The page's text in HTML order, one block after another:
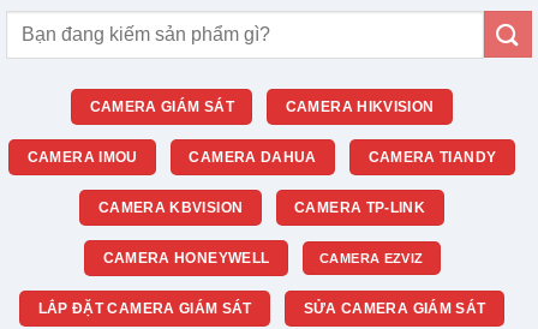
Tìm
CAMERA GIÁM SÁT CAMERA HIKVISION
CAMERA IMOU CAMERA DAHUA CAMERA TIANDY
CAMERA KBVISION CAMERA TP-LINK
CAMERA HONEYWELL CAMERA EZVIZ
LẮP ĐẶT CAMERA GIÁM SÁT SỬA CAMERA GIÁM SÁT